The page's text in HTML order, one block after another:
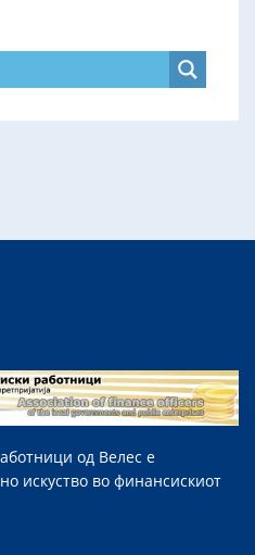
од Велес е
искуство во финансискиот